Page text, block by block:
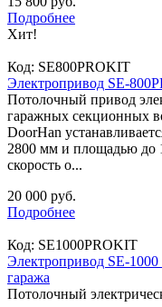
Подробнее
Хит!
Код: SE800PROKIT
Электропривод SE-
Потолочный привод
гаражных секционных
DoorHan
2800 мм и площадью до
скорость о...
20 000 руб.
Подробнее
Код: SE1000PROKIT
Электропривод SE-
гаража
Потолочный